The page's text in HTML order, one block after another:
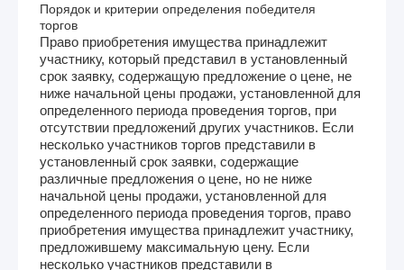
Порядок и критерии определения победителя
торгов
Право приобретения имущества принадлежит
участнику, который представил в установленный
срок заявку, содержащую предложение о цене, не
ниже начальной цены продажи, установленной для
определенного периода проведения торгов, при
отсутствии предложений других участников. Если
несколько участников торгов представили в
установленный срок заявки, содержащие
различные предложения о цене, но не ниже
начальной цены продажи, установленной для
определенного периода проведения торгов, право
приобретения имущества принадлежит участнику,
предложившему максимальную цену. Если
несколько участников представили в